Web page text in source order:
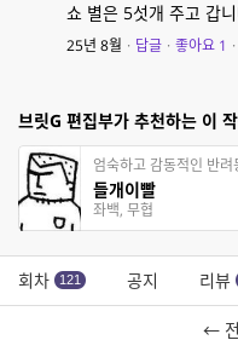
쇼 별은 5섯개 주고 갑
25년 8월 · 답글 · 좋아요 1 ·
브릿G 편집부가 추천하는 이
엄숙하고 감동적인 반
들개이빨
좌백, 무협
회차 121 공지 리뷰
←